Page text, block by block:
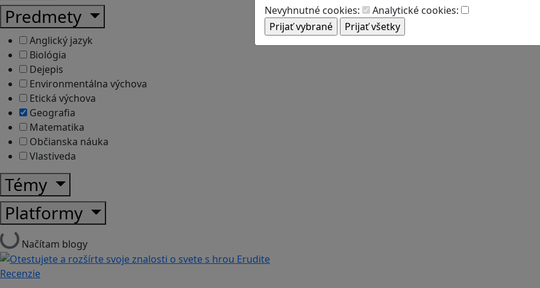
Nevyhnutné cookies:
Analytické cookies:
Predmety
Anglický jazyk
Biológia
Dejepis
Environmentálna výchova
Etická výchova
Geografia
Matematika
Občianska náuka
Vlastiveda
Témy
Platformy
Načítam blogy
Recenzie